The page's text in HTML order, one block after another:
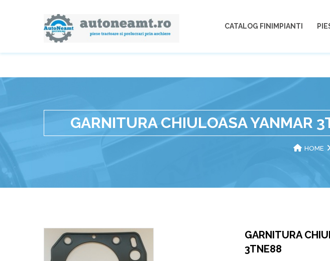
CATALOG FINIMPIANTI
GARNITURA CHIULOASA YANMAR
HOME
GARNITURA
3TNE88